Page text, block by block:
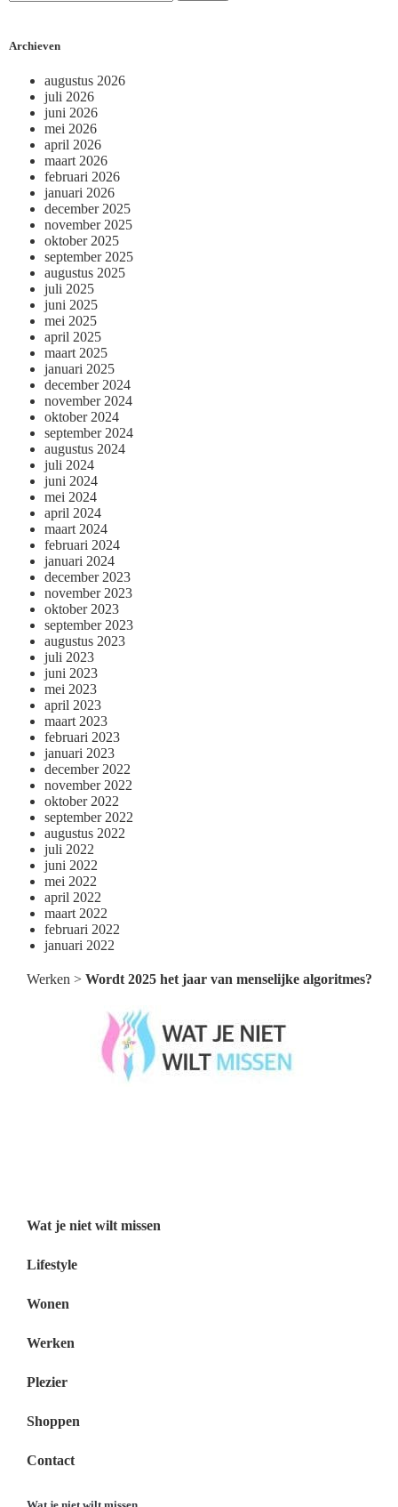
Archieven
augustus 2026
juli 2026
juni 2026
mei 2026
april 2026
maart 2026
februari 2026
januari 2026
december 2025
november 2025
oktober 2025
september 2025
augustus 2025
juli 2025
juni 2025
mei 2025
april 2025
maart 2025
januari 2025
december 2024
november 2024
oktober 2024
september 2024
augustus 2024
juli 2024
juni 2024
mei 2024
april 2024
maart 2024
februari 2024
januari 2024
december 2023
november 2023
oktober 2023
september 2023
augustus 2023
juli 2023
juni 2023
mei 2023
april 2023
maart 2023
februari 2023
januari 2023
december 2022
november 2022
oktober 2022
september 2022
augustus 2022
juli 2022
juni 2022
mei 2022
april 2022
maart 2022
februari 2022
januari 2022
Werken > Wordt 2025 het jaar van menselijke algoritmes?
Wat je niet wilt missen
Lifestyle
Wonen
Werken
Plezier
Shoppen
Contact